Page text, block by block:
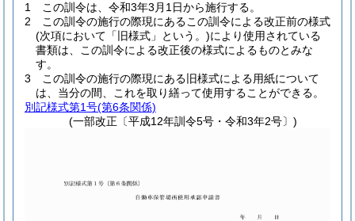
1
この訓令は、令和3年3月1日から施行する。
2
この訓令の施行の際現にあるこの訓令による改正前の様式
(次項において「旧様式」という。)により使用されている
書類は、この訓令による改正後の様式によるものとみな
す。
3
この訓令の施行の際現にある旧様式による用紙について
は、当分の間、これを取り繕って使用することができる。
別記様式第1号(第6条関係)
(一部改正〔平成12年訓令5号・令和3年2号〕)